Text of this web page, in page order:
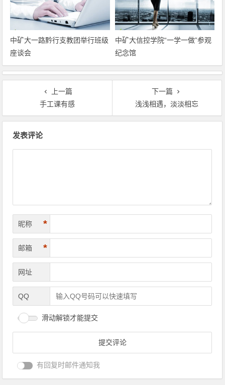
中矿大一路黔行支教团举行班级
座谈会
中矿大信控学院“一学一做”参观
纪念馆
上一篇
手工课有感
下一篇
浅浅相遇，淡淡相忘
发表评论
昵称 *
邮箱 *
网址
QQ
滑动解锁才能提交
有回复时邮件通知我